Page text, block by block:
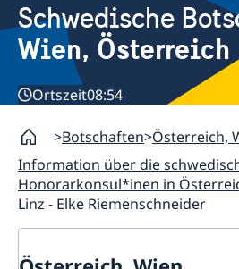
Schwedische
Wien, Österreich
Ortszeit08:54
Botschaften Österreich,
Information über die
Honorarkonsul*inen in
Linz - Elke Riemenschneider